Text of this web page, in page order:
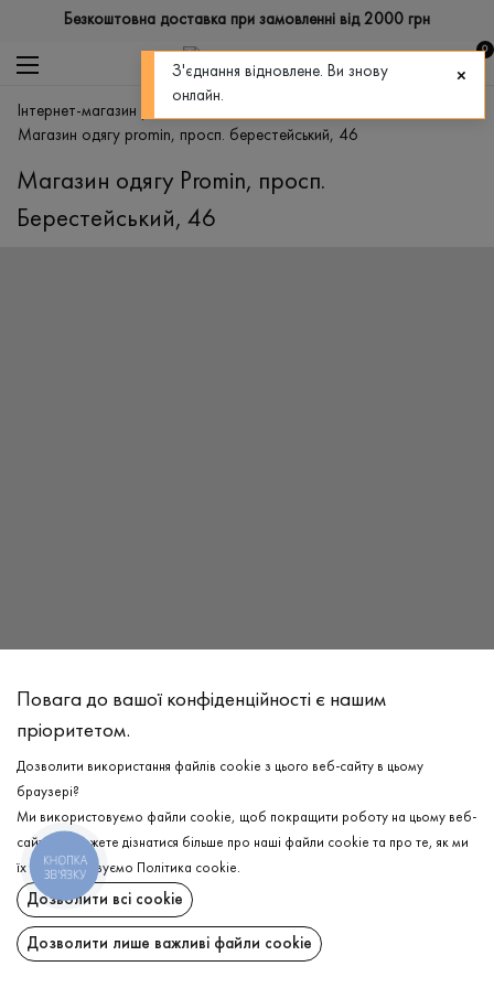
Безкоштовна доставка при замовленні від 2000 грн
0
інтернет-магазин promin
магазин одягу promin, просп. берестейський, 46
Магазин одягу Promin, просп.
Берестейський, 46
м. Київ, просп. Берестейський, 46 (м. Шулявська) Київ ,
Режим роботи
Пн - Нд: 10.00 - 20.00
Метро
м. Шулявська
Повага до вашої конфіденційності є нашим
пріоритетом.
Дозволити використання файлів cookie з цього веб-сайту в цьому
браузері?
Ми використовуємо файли cookie, щоб покращити роботу на цьому веб-
сайті. Ви можете дізнатися більше про наші файли cookie та про те, як ми
їх використовуємо
Політика cookie.
Дозволити всі cookie
Дозволити лише важливі файли cookie
КНОПКА
ЗВ'ЯЗКУ
З'єднання відновлене. Ви знову
онлайн.